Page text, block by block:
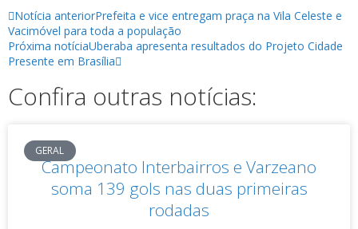
Notícia anteriorPrefeita e vice entregam praça na Vila Celeste e
Vacimóvel para toda a população
Próxima notíciaUberaba apresenta resultados do Projeto Cidade
Presente em Brasília
Confira outras notícias:
GERAL
Campeonato Interbairros e Varzeano
soma 139 gols nas duas primeiras
rodadas